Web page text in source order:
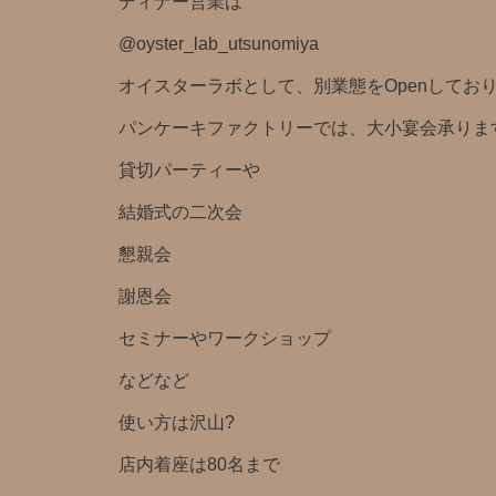
@oyster_lab_utsunomiya
オイスターラボとして、別業態をOpenしてお
パンケーキファクトリーでは、大小宴会承りま
貸切パーティーや
結婚式の二次会
懇親会
謝恩会
セミナーやワークショップ
などなど
使い方は沢山?️
店内着座は80名まで